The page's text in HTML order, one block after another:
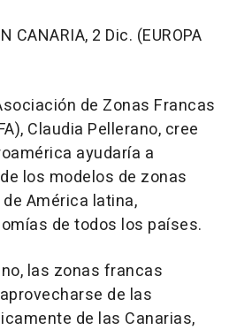
CANARIA, 2 Dic. (EUROPA
de Zonas Francas
Claudia Pellerano, cree
ayudaría a
los modelos de zonas
América latina,
de todos los países.
las zonas francas
de las
de las Canarias,